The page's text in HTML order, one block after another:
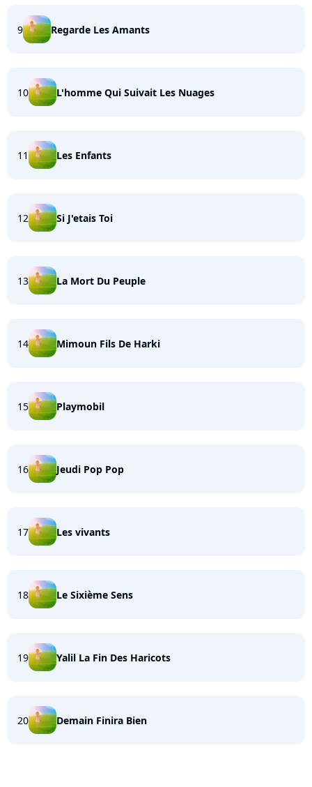
9 Regarde Les Amants
10 L'homme Qui Suivait Les Nuages
11 Les Enfants
12 Si J'etais Toi
13 La Mort Du Peuple
14 Mimoun Fils De Harki
15 Playmobil
16 Jeudi Pop Pop
17 Les vivants
18 Le Sixième Sens
19 Yalil La Fin Des Haricots
20 Demain Finira Bien